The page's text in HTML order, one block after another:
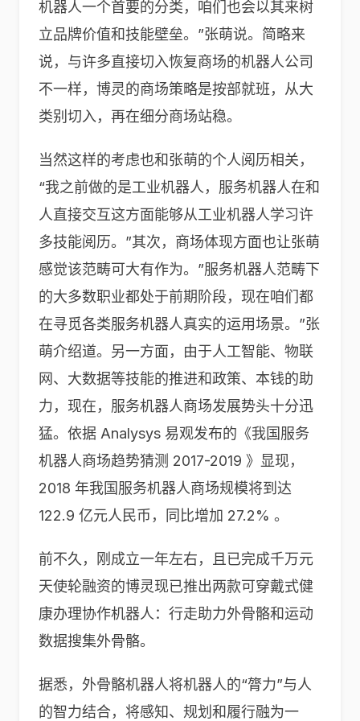
机器人一个首要的分类，咱们也会以其来树
立品牌价值和技能壁垒。”张萌说。简略来
说，与许多直接切入恢复商场的机器人公司
不一样，博灵的商场策略是按部就班，从大
类别切入，再在细分商场站稳。
当然这样的考虑也和张萌的个人阅历相关，
“我之前做的是工业机器人，服务机器人在和
人直接交互这方面能够从工业机器人学习许
多技能阅历。”其次，商场体现方面也让张萌
感觉该范畴可大有作为。”服务机器人范畴下
的大多数职业都处于前期阶段，现在咱们都
在寻觅各类服务机器人真实的运用场景。”张
萌介绍道。另一方面，由于人工智能、物联
网、大数据等技能的推进和政策、本钱的助
力，现在，服务机器人商场发展势头十分迅
猛。依据 Analysys 易观发布的《我国服务
机器人商场趋势猜测 2017-2019 》显现，
2018 年我国服务机器人商场规模将到达
122.9 亿元人民币，同比增加 27.2% 。
前不久，刚成立一年左右，且已完成千万元
天使轮融资的博灵现已推出两款可穿戴式健
康办理协作机器人：行走助力外骨骼和运动
数据搜集外骨骼。
据悉，外骨骼机器人将机器人的“膂力”与人
的智力结合，将感知、规划和履行融为一